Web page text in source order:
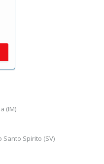
(IM)
Santo Spirito (SV)